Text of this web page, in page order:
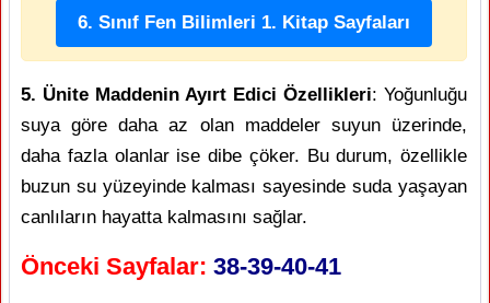
6. Sınıf Fen Bilimleri 1. Kitap Sayfaları
5. Ünite Maddenin Ayırt Edici Özellikleri: Yoğunluğu
suya göre daha az olan maddeler suyun üzerinde,
daha fazla olanlar ise dibe çöker. Bu durum, özellikle
buzun su yüzeyinde kalması sayesinde suda yaşayan
canlıların hayatta kalmasını sağlar.
Önceki Sayfalar: 38-39-40-41